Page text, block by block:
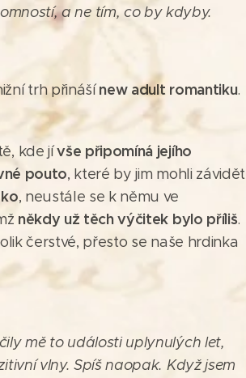
a ne tím, co by kdyby.
trh přinášínew adult romantiku.
kde jívše připomíná jejího
pouto, které by jim mohli závidět
, neustále se k němu ve
někdy už těch výčitek bylo příliš.
čerstvé, přesto se naše hrdinka
mě to události uplynulých let,
vlny. Spíš naopak. Když jsem